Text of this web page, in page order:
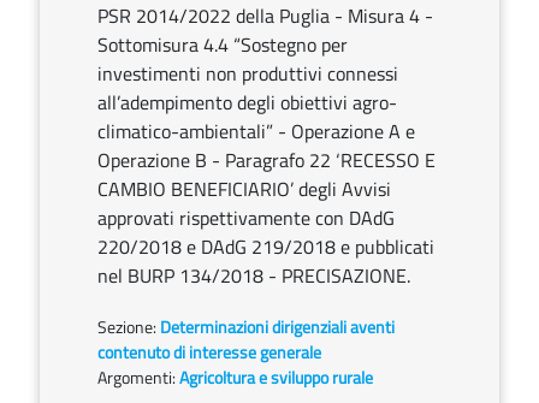
PSR 2014/2022 della Puglia - Misura 4 -
Sottomisura 4.4 “Sostegno per
investimenti non produttivi connessi
all’adempimento degli obiettivi agro-
climatico-ambientali” - Operazione A e
Operazione B - Paragrafo 22 ‘RECESSO E
CAMBIO BENEFICIARIO’ degli Avvisi
approvati rispettivamente con DAdG
220/2018 e DAdG 219/2018 e pubblicati
nel BURP 134/2018 - PRECISAZIONE.
Sezione: Determinazioni dirigenziali aventi
contenuto di interesse generale
Argomenti:Agricoltura e sviluppo rurale